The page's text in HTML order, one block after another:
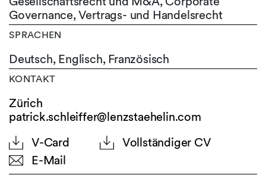
Governance, Vertrags- und Handelsrecht
SPRACHEN
Deutsch, Englisch, Französisch
KONTAKT
Zürich
patrick.schleiffer@lenzstaehelin.com
V-Card
Vollständiger CV
E-Mail